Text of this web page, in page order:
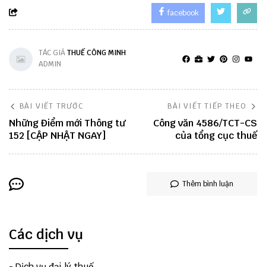
facebook
TÁC GIẢTHUẾ CÔNG MINH
ADMIN
BÀI VIẾT TRƯỚC
Những Điểm mới Thông tư
152 [CẬP NHẬT NGAY]
BÀI VIẾT TIẾP THEO
Công văn 4586/TCT-CS
của tổng cục thuế
Thêm bình luận
Các dịch vụ